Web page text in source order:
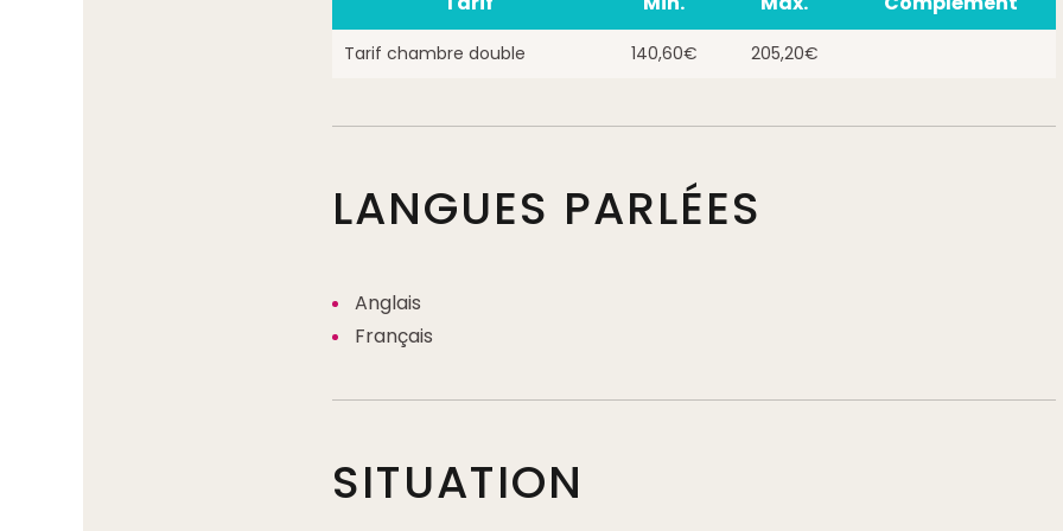
Tarif chambre double 140,60€ 205,20€
LANGUES PARLÉES
Anglais
Français
SITUATION